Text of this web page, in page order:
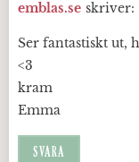
emblas.se skriver:
Ser fantastiskt ut,
<3
kram
Emma
SVARA